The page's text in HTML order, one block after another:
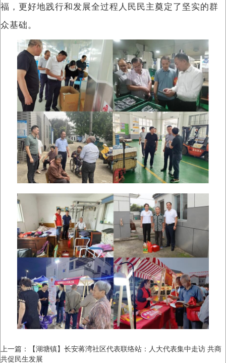
福，更好地践行和发展全过程人民民主奠定了坚实的群
众基础。
上一篇：
【湖塘镇】长安蒋湾社区代表联络站：人大代表集中走访 共商
共促民生发展